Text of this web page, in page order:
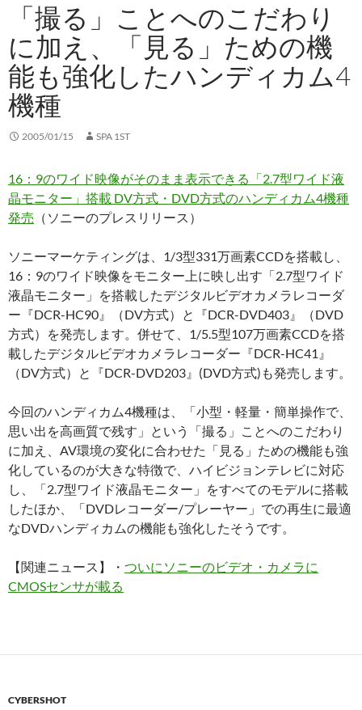
「撮る」ことへのこだわり
に加え、「見る」ための機
能も強化したハンディカム4
機種
2005/01/15 SPA 1ST
16：9のワイド映像がそのまま表示できる「2.7型ワイド液
晶モニター」搭載 DV方式・DVD方式のハンディカム4機種
発売 （ソニーのプレスリリース）
ソニーマーケティングは、1/3型331万画素CCDを搭載し、
16：9のワイド映像をモニター上に映し出す「2.7型ワイド
液晶モニター」を搭載したデジタルビデオカメラレコーダ
ー『DCR-HC90』（DV方式）と『DCR-DVD403』（DVD
方式）を発売します。併せて、1/5.5型107万画素CCDを搭
載したデジタルビデオカメラレコーダー『DCR-HC41』
（DV方式）と『DCR-DVD203』(DVD方式)も発売します。
今回のハンディカム4機種は、「小型・軽量・簡単操作で、
思い出を高画質で残す」という「撮る」ことへのこだわり
に加え、AV環境の変化に合わせた「見る」ための機能も強
化しているのが大きな特徴で、ハイビジョンテレビに対応
し、「2.7型ワイド液晶モニター」をすべてのモデルに搭載
したほか、「DVDレコーダー/プレーヤー」での再生に最適
なDVDハンディカムの機能も強化したそうです。
【関連ニュース】・ ついにソニーのビデオ・カメラに
CMOSセンサが載る
CYBERSHOT